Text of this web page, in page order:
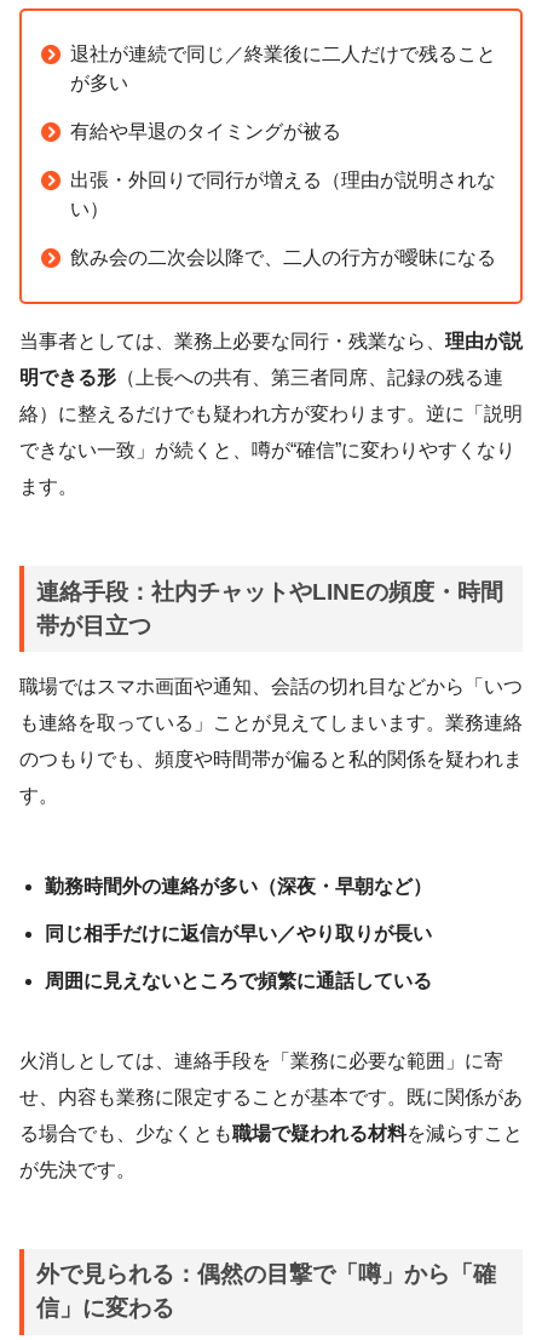
退社が連続で同じ／終業後に二人だけで残ること
が多い
有給や早退のタイミングが被る
出張・外回りで同行が増える（理由が説明されな
い）
飲み会の二次会以降で、二人の行方が曖昧になる
当事者としては、業務上必要な同行・残業なら、 理由が説
明できる形 （上長への共有、第三者同席、記録の残る連
絡）に整えるだけでも疑われ方が変わります。逆に「説明
できない一致」が続くと、噂が“確信”に変わりやすくなり
ます。
連絡手段：社内チャットやLINEの頻度・時間
帯が目立つ
職場ではスマホ画面や通知、会話の切れ目などから「いつ
も連絡を取っている」ことが見えてしまいます。業務連絡
のつもりでも、頻度や時間帯が偏ると私的関係を疑われま
す。
勤務時間外の連絡が多い（深夜・早朝など）
同じ相手だけに返信が早い／やり取りが長い
周囲に見えないところで頻繁に通話している
火消しとしては、連絡手段を「業務に必要な範囲」に寄
せ、内容も業務に限定することが基本です。既に関係があ
る場合でも、少なくとも職場で疑われる材料を減らすこと
が先決です。
外で見られる：偶然の目撃で「噂」から「確
信」に変わる